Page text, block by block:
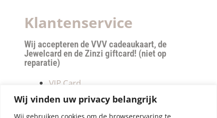
Wij vinden uw privacy belangrijk
Wij gebruiken cookies om de browserervaring te
Klantenservice
Wij accepteren de VVV cadeaukaart, de
Jewelcard en de Zinzi giftcard! (niet op
reparatie)
VIP Card
Retourneren
Betalen & verzendkosten